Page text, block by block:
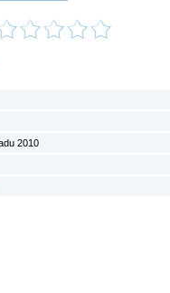
2010